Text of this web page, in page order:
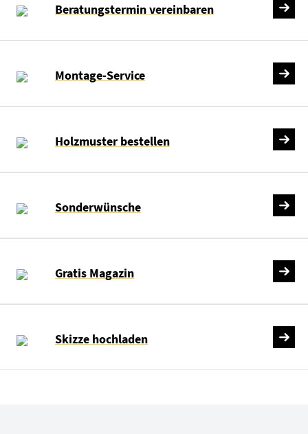
Beratungstermin vereinbaren
Montage-Service
Holzmuster bestellen
Sonderwünsche
Gratis Magazin
Skizze hochladen